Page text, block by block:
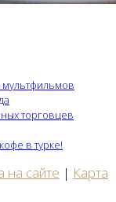
торговцев
в турке!
на сайте | Карта